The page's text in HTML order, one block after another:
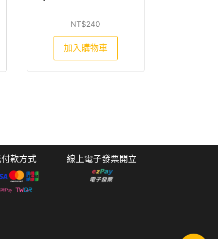
。 NT$240
加入購物車
款方式 線上電子發票開立